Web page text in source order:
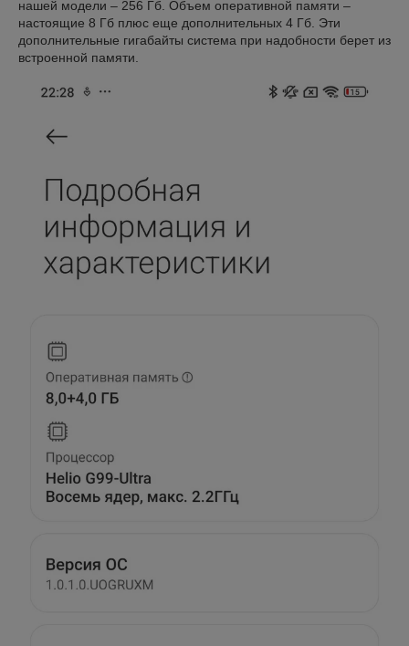
нашей модели – 256 Гб. Объем оперативной памяти –
настоящие 8 Гб плюс еще дополнительных 4 Гб. Эти
дополнительные гигабайты система при надобности берет из
встроенной памяти.